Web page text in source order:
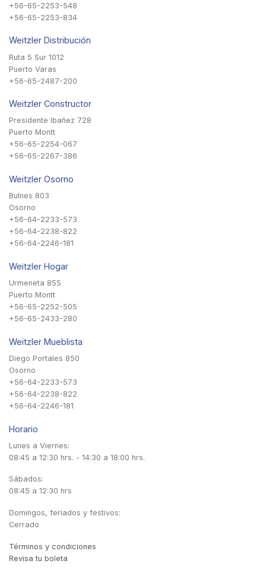
+56-65-2253-548
+56-65-2253-834
Weitzler Distribución
Ruta 5 Sur 1012
Puerto Varas
+56-65-2487-200
Weitzler Constructor
Presidente Ibañez 728
Puerto Montt
+56-65-2254-067
+56-65-2267-386
Weitzler Osorno
Bulnes 803
Osorno
+56-64-2233-573
+56-64-2238-822
+56-64-2246-181
Weitzler Hogar
Urmeneta 855
Puerto Montt
+56-65-2252-505
+56-65-2433-280
Weitzler Mueblista
Diego Portales 850
Osorno
+56-64-2233-573
+56-64-2238-822
+56-64-2246-181
Horario
Lunes a Viernes:
08:45 a 12:30 hrs. - 14:30 a 18:00 hrs.
Sábados:
08:45 a 12:30 hrs
Domingos, feriados y festivos:
Cerrado
Términos y condiciones
Revisa tu boleta